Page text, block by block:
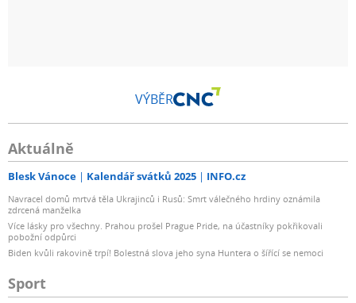
VÝBĚR
Aktuálně
Blesk Vánoce Kalendář svátků 2025 INFO.cz
Navracel domů mrtvá těla Ukrajinců i Rusů: Smrt válečného hrdiny oznámila
zdrcená manželka
Více lásky pro všechny. Prahou prošel Prague Pride, na účastníky pokřikovali
pobožní odpůrci
Biden kvůli rakovině trpí! Bolestná slova jeho syna Huntera o šířící se nemoci
Sport